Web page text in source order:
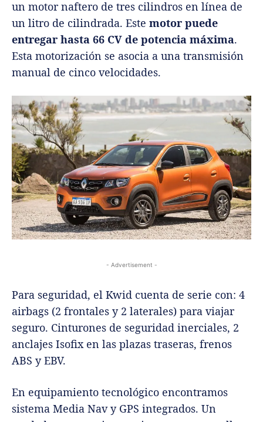
un motor naftero de tres cilindros en línea de
un litro de cilindrada. Este motor puede
entregar hasta 66 CV de potencia máxima.
Esta motorización se asocia a una transmisión
manual de cinco velocidades.
- Advertisement -
Para seguridad, el Kwid cuenta de serie con: 4
airbags (2 frontales y 2 laterales) para viajar
seguro. Cinturones de seguridad inerciales, 2
anclajes Isofix en las plazas traseras, frenos
ABS y EBV.
En equipamiento tecnológico encontramos
sistema Media Nav y GPS integrados. Un